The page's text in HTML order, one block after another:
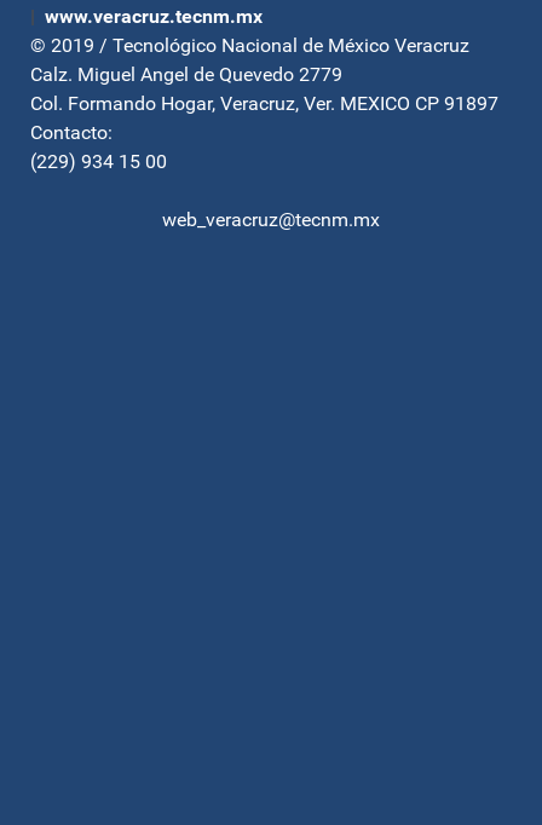
| www.veracruz.tecnm.mx
© 2019 / Tecnológico Nacional de México Veracruz
Calz. Miguel Angel de Quevedo 2779
Col. Formando Hogar, Veracruz, Ver. MEXICO CP 91897
Contacto:
(229) 934 15 00
web_veracruz@tecnm.mx